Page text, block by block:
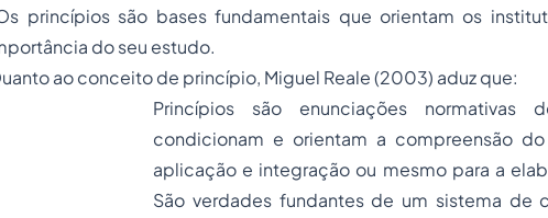
princípios são bases fundamentais que orientam os
do seu estudo.
ao conceito de princípio, Miguel Reale (2003) aduz que:
Princípios são enunciações normativas
condicionam e orientam a compreensão
aplicação e integração ou mesmo para a
São verdades fundantes de um sistema de